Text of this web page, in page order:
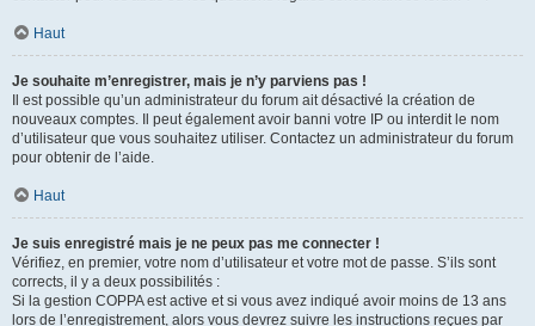
Haut
Je souhaite m’enregistrer, mais je n’y parviens pas !
Il est possible qu’un administrateur du forum ait désactivé la création de
nouveaux comptes. Il peut également avoir banni votre IP ou interdit le nom
d’utilisateur que vous souhaitez utiliser. Contactez un administrateur du forum
pour obtenir de l’aide.
Haut
Je suis enregistré mais je ne peux pas me connecter !
Vérifiez, en premier, votre nom d’utilisateur et votre mot de passe. S’ils sont
corrects, il y a deux possibilités :
Si la gestion COPPA est active et si vous avez indiqué avoir moins de 13 ans
lors de l’enregistrement, alors vous devrez suivre les instructions reçues par